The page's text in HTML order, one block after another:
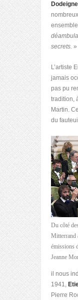
Dodeigne
secrets. »
L’artiste
jamais
pas pu
tradition,
Martin.
du
Du côté
Mitterrand
émissions
Jeanne
il nous
1941,
Pierre